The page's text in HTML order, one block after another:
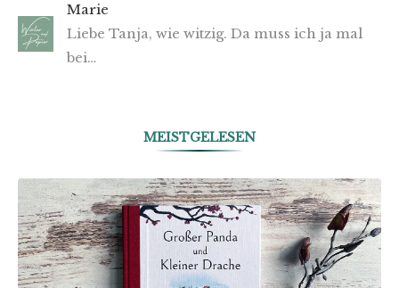
Marie
Liebe Tanja, wie witzig. Da muss ich ja mal
bei…
MEISTGELESEN